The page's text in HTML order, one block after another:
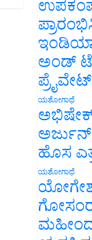
ಅಂಡ್
ಯಶೋಗಾಥೆ
ಅಭಿಷೇಕ್
ಹೊಸ
ಯಶೋಗಾಥೆ